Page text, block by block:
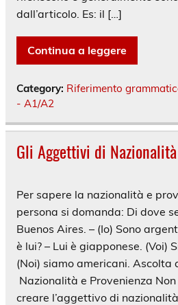
dall’articolo. Es: il […]
Continua a leggere
Category: Riferimento
- A1/A2
Gli Aggettivi di Nazionalità
Per sapere la nazionalità e
persona si domanda: Di dove
Buenos Aires. – (Io) Sono
è lui? – Lui è giapponese. (Voi)
(Noi) siamo americani. Ascolta
Nazionalità e Provenienza
creare l’aggettivo di